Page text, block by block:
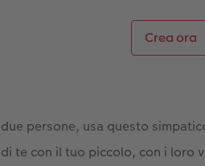
Crea ora
persone, usa questo
te con il tuo piccolo, con i loro